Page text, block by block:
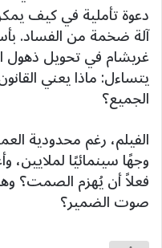
دعوة تأملية في كيف
آلة ضخمة من الفساد.
غريشام في تحويل ذهول
يتساءل: ماذا يعني
الجميع؟
الفيلم، رغم محدودية
وجهًا سينمائيًا لملايين،
فعلاً أن يُهزم الصمت؟
صوت الضمير؟